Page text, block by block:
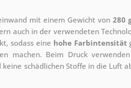
mit einem Gewicht von 280
auch in der verwendeten
sodass eine hohe Farbintensität
machen. Beim Druck
schädlichen Stoffe in die Luft